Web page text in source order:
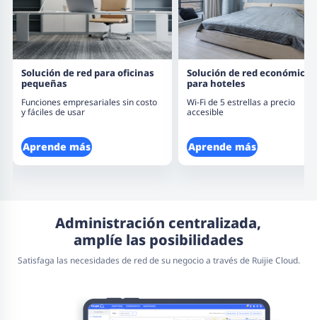
Solución de red para oficinas
pequeñas
Funciones empresariales sin costo
y fáciles de usar
Aprende más
Solución de red económica
para hoteles
Wi-Fi de 5 estrellas a precio
accesible
Aprende más
Administración centralizada,
amplíe las posibilidades
Satisfaga las necesidades de red de su negocio a través de Ruijie Cloud.